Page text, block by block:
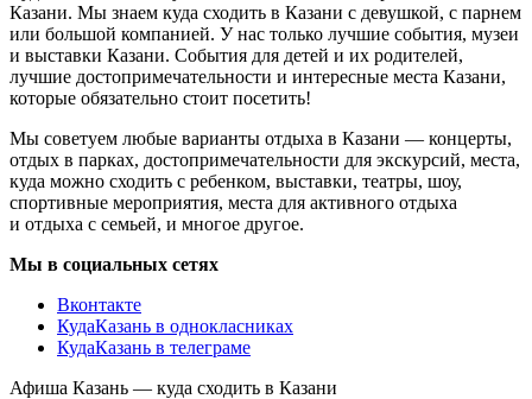
Казани. Мы знаем куда сходить в Казани с девушкой, с парнем
или большой компанией. У нас только лучшие события, музеи
и выставки Казани. События для детей и их родителей,
лучшие достопримечательности и интересные места Казани,
которые обязательно стоит посетить!
Мы советуем любые варианты отдыха в Казани — концерты,
отдых в парках, достопримечательности для экскурсий, места,
куда можно сходить с ребенком, выставки, театры, шоу,
спортивные мероприятия, места для активного отдыха
и отдыха с семьей, и многое другое.
Мы в социальных сетях
Вконтакте
КудаКазань в однокласниках
КудаКазань в телеграме
Афиша Казань — куда сходить в Казани